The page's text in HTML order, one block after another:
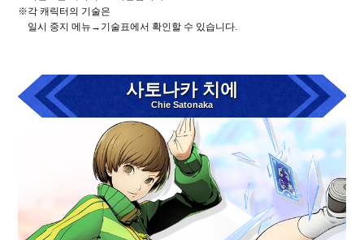
※각 캐릭터의 기술은
일시 중지 메뉴→기술표에서 확인할 수 있습니다.
사토나카 치에
Chie Satonaka